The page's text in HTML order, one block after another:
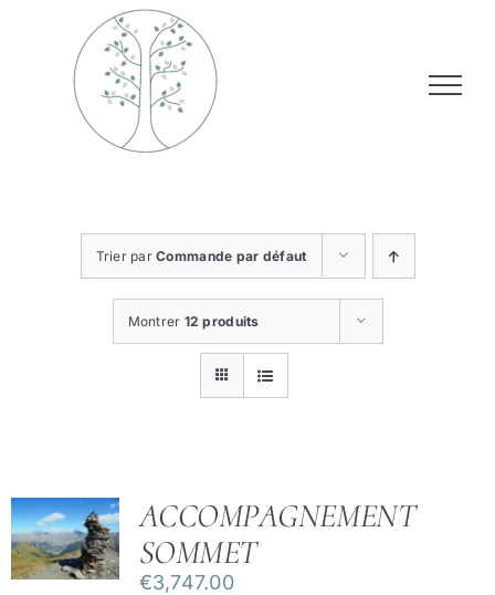
contenu
Trier parCommande par défaut
Montrer 12 produits
ACCOMPAGNEMENT
SOMMET
€3,747.00